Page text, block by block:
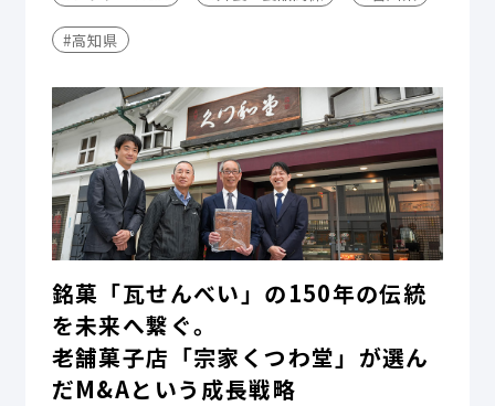
#高知県
銘菓「瓦せんべい」の150年の伝統
を未来へ繋ぐ。
老舗菓子店「宗家くつわ堂」が選ん
だM&Aという成長戦略